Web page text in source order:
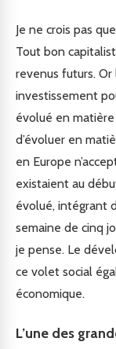
Je ne crois pas
Tout bon
revenus futurs. Or
investissement
évolué en
d’évoluer en
en Europe
existaient au
évolué, intégrant
semaine de cinq
je pense. Le
ce volet social
économique.
L’une des